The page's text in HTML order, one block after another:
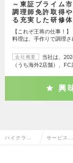
～東証プライム
調理師免許取得
る充実した研修
【これぞ王将の仕事！
料理は、手作りで調理
会社概要
当社は、
（うち海外2店舗）、
興
ハイクラス サービス・